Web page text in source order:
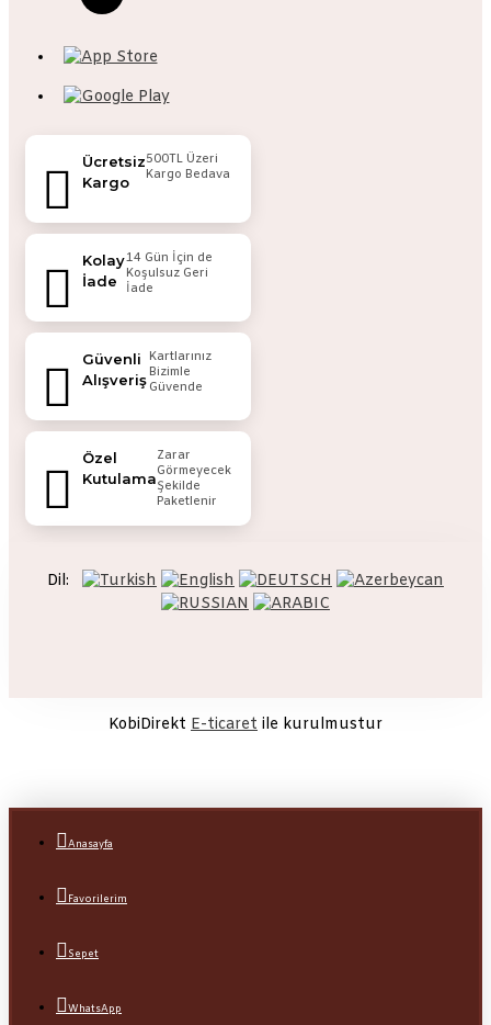
Ücretsiz
Kargo
500TL Üzeri
Kargo Bedava
Kolay
İade
14 Gün İçin de
Koşulsuz Geri
İade
Güvenli
Alışveriş
Kartlarınız
Bizimle
Güvende
Özel
Kutulama
Zarar
Görmeyecek
Şekilde
Paketlenir
Dil:
KobiDirekt E-ticaret ile kurulmustur
Anasayfa
Favorilerim
Sepet
WhatsApp